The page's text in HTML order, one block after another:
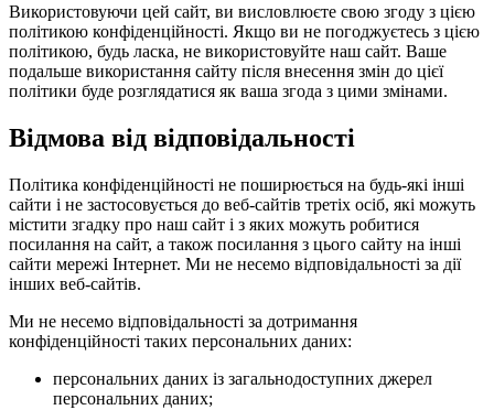
Використовуючи цей сайт, ви висловлюєте свою згоду з цією
політикою конфіденційності. Якщо ви не погоджуєтесь з цією
політикою, будь ласка, не використовуйте наш сайт. Ваше
подальше використання сайту після внесення змін до цієї
політики буде розглядатися як ваша згода з цими змінами.
Відмова від відповідальності
Політика конфіденційності не поширюється на будь-які інші
сайти і не застосовується до веб-сайтів третіх осіб, які можуть
містити згадку про наш сайт і з яких можуть робитися
посилання на сайт, а також посилання з цього сайту на інші
сайти мережі Інтернет. Ми не несемо відповідальності за дії
інших веб-сайтів.
Ми не несемо відповідальності за дотримання
конфіденційності таких персональних даних:
персональних даних із загальнодоступних джерел
персональних даних;